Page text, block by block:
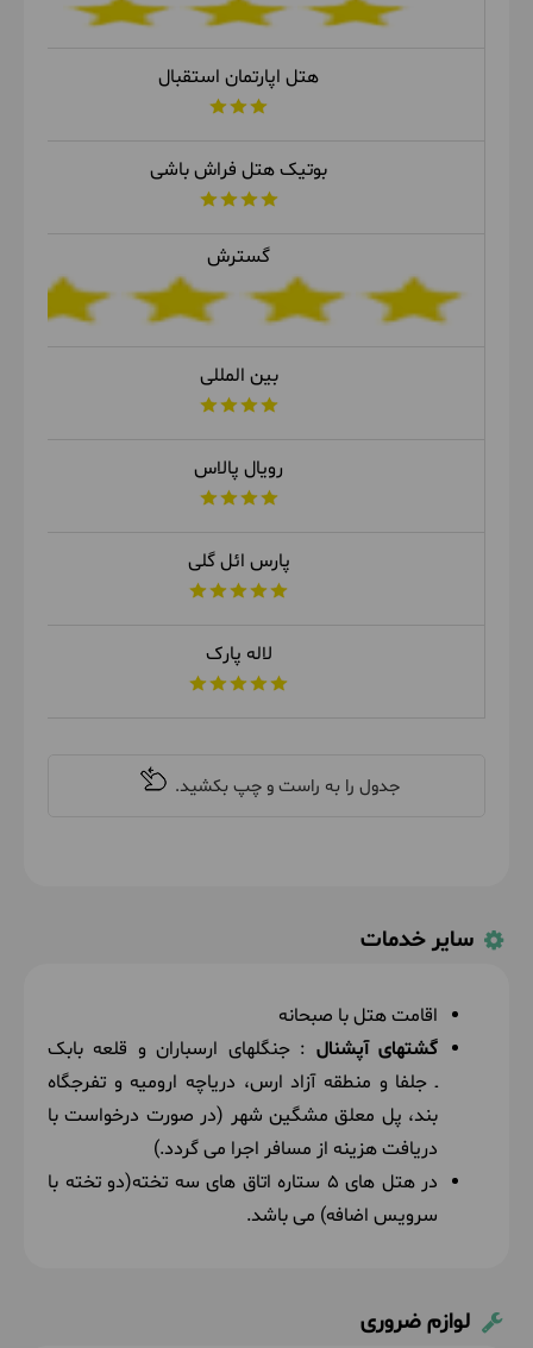
هتل اپارتمان استقبال
بوتیک هتل فراش باشی
گسترش
بین المللی
رویال پالاس
پارس ائل گلی
لاله پارک
سایر خدمات
اقامت هتل با صبحانه
گشتهای آپشنال : جنگلهای ارسباران و قلعه بابک
ـ جلفا و منطقه آزاد ارس، دریاچه ارومیه و تفرجگاه
بند، پل معلق مشگین شهر (در صورت درخواست با
دریافت هزینه از مسافر اجرا می گردد.)
در هتل های 5 ستاره اتاق های سه تخته(دو تخته با
سرویس اضافه) می باشد.
لوازم ضروری